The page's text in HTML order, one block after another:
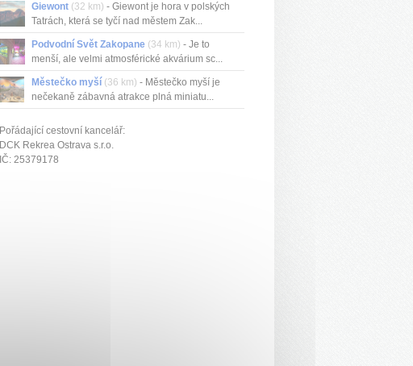
Giewont (32 km) - Giewont je hora v polských
Tatrách, která se tyčí nad městem Zak...
Podvodní Svět Zakopane (34 km) - Je to
menší, ale velmi atmosférické akvárium sc...
Městečko myší (36 km) - Městečko myší je
nečekaně zábavná atrakce plná miniatu...
Pořádající cestovní kancelář:
DCK Rekrea Ostrava s.r.o.
IČ: 25379178